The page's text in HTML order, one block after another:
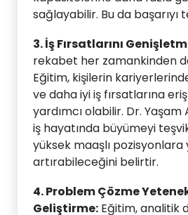
sağlayabilir. Bu da başarıyı
3. İş Fırsatlarını
rekabet her zamankinden
Eğitim, kişilerin
ve daha iyi iş fırsatlarına
yardımcı olabilir. Dr.
iş hayatında büyümeyi
yüksek maaşlı pozisyonlara
artırabileceğini belirtir.
4. Problem Çözme
Geliştirme: Eğitim, analitik